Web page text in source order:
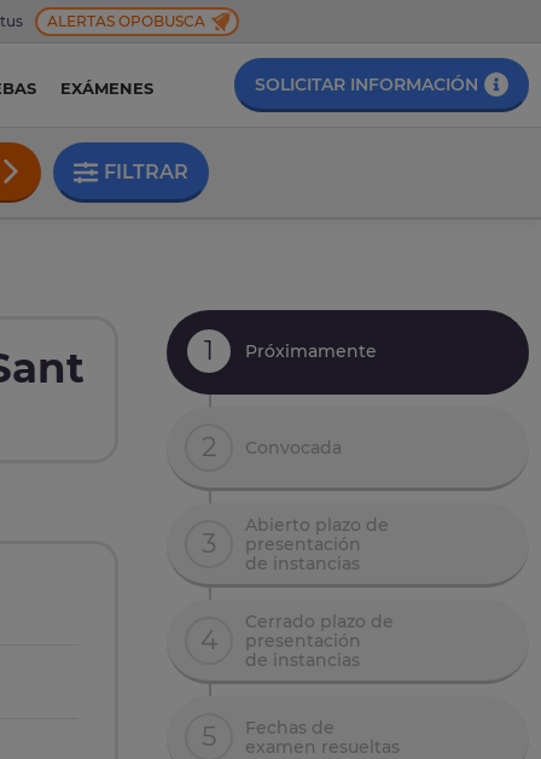
ALERTAS OPOBUSCA
EXÁMENES SOLICITAR INFORMACIÓN
FILTRAR
1 Próximamente
2 Convocada
3
Abierto plazo de
presentación
de instancias
4
Cerrado plazo de
presentación
de instancias
5
Fechas de
examen resueltas